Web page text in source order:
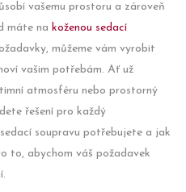
vašemu prostoru a zároveň
máte na koženou sedací
můžeme vám vyrobit
vašim potřebám. Ať už
atmosféru nebo prostorný
řešení pro každý
soupravu potřebujete a jak
to, abychom váš požadavek